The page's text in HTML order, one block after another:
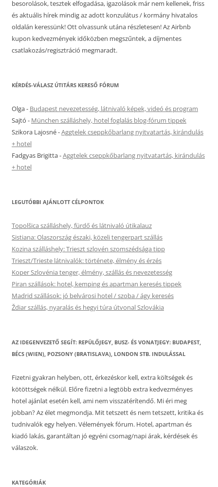
besorolások, tesztek elfogadása, igazolások már nem kellenek, friss
és aktuális hírek mindig az adott konzulátus / kormány hivatalos
oldalán keressünk! Ott olvassunk utána részletesen! Az Airbnb
kupon kedvezmények időközben megszűntek, a díjmentes
csatlakozás/regisztráció megmaradt.
KÉRDÉS-VÁLASZ ÚTITÁRS KERESŐ FÓRUM
Olga- Budapest nevezetesség, látnivaló képek, videó és program
Sajtó - München szálláshely, hotel foglalás blog-fórum tippek
Szikora Lajosné-Aggtelek cseppkőbarlang nyitvatartás, kirándulás
+ hotel
Fadgyas Brigitta-Aggtelek cseppkőbarlang nyitvatartás, kirándulás
+ hotel
LEGUTÓBBI AJÁNLOTT CÉLPONTOK
Topolšica szálláshely, fürdő és látnivaló útikalauz
Sistiana: Olaszország északi, közeli tengerpart szállás
Kozina szálláshely: Trieszt szlovén szomszédsága tipp
Trieszt/Trieste látnivalók: története, élmény és érzés
Koper Szlovénia tenger, élmény, szállás és nevezetesség
Piran szállások: hotel, kemping és apartman keresés tippek
Madrid szállások: jó belvárosi hotel / szoba / ágy keresés
Ždiar szállás, nyaralás és hegyi túra útvonal Szlovákia
AZ IDEGENVEZETŐ SEGÍT: REPÜLŐJEGY, BUSZ- ÉS VONATJEGY: BUDAPEST,
BÉCS (WIEN), POZSONY (BRATISLAVA), LONDON STB. INDULÁSSAL
Fizetni gyakran helyben, ott, érkezéskor kell, extra költségek és
kötöttségek nélkül. Előre fizetni a legtöbb extra kedvezményes
hotel ajánlat esetén kell, ami nem visszatérítendő. Mi éri meg
jobban? Az élet megmondja. Mit tetszett és nem tetszett, kritika és
tudnivalók egy helyen. Vélemények fórum. Hotel, apartman és
kiadó lakás, garantáltan jó egyéni csomag/napi árak, kérdések és
válaszok.
KATEGÓRIÁK